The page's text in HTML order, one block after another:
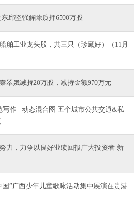
邱坚强解除质押6500万股
舶工业龙头股，共三只（珍藏好）（11月
翠娥减持20万股，减持金额970万元
写作 | 动态混合图 五个城市公共交通&私
力，力争以良好业绩回报广大投资者 新
国”广西少年儿童歌咏活动集中展演在贵港